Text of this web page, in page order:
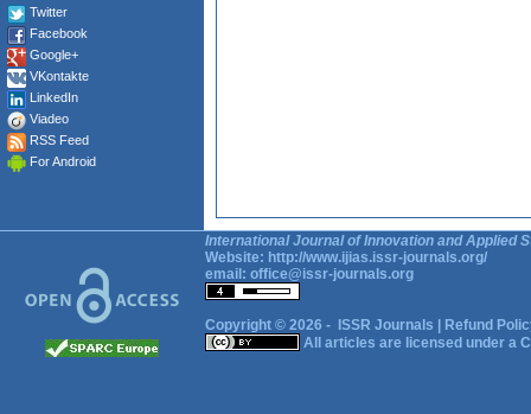
Twitter
Facebook
Google+
VKontakte
LinkedIn
Viadeo
RSS Feed
For Android
International Journal of Innovation and Applied
Website: http://www.ijias.issr-journals.org/
email: office@issr-journals.org
Copyright © 2026 - ISSR Journals
Refund
All articles are licensed under a